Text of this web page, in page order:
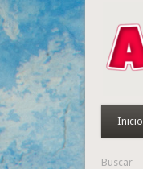
Inicio
Buscar